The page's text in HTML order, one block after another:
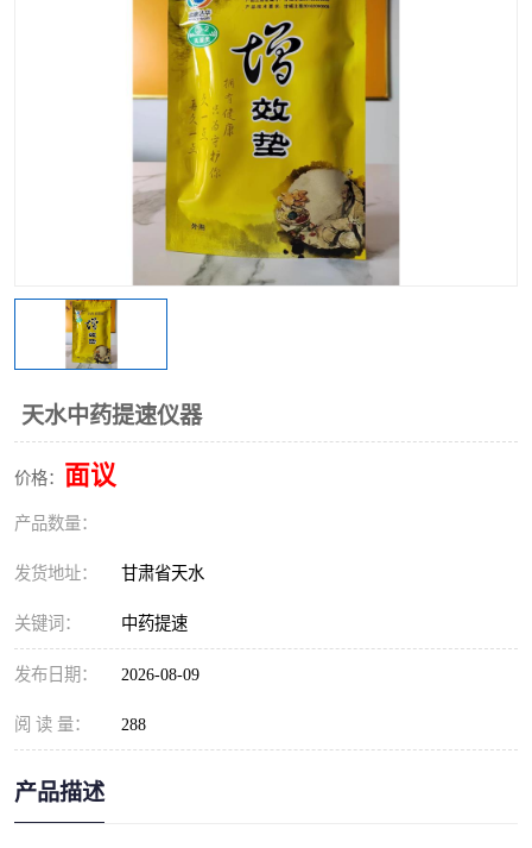
天水中药提速仪器
价格： 面议
产品数量：
发货地址： 甘肃省天水
关键词： 中药提速
发布日期： 2026-08-09
阅 读 量： 288
产品描述